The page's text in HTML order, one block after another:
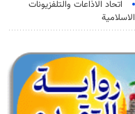
اتحاد الاذاعات والتلفزيونات
الاسلامية